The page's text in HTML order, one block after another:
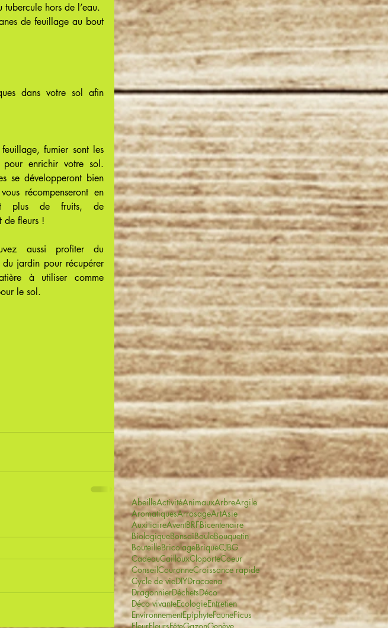
hors de l’eau.
de feuillage au bout
dans votre sol afin
fumier sont les
pour enrichir votre sol.
se développeront bien
récompenseront en
plus de fruits, de
de fleurs !
aussi profiter du
du jardin pour récupérer
à utiliser comme
le sol.
AbeilleActivitéAnimauxArbreArgile
AromatiquesArrosageArtAsie
AuxiliaireAventBRFBicentenaire
BiologiqueBonsaïBouleBouquetin
BouteilleBricolageBriqueCJBG
CadeauCaillouxCloporteCoeur
ConseilCouronneCroissance rapide
Cycle de vieDIYDracaena
DragonnierDéchetsDéco
Déco vivanteEcologieEntretien
EnvironnementEpiphyteFauneFicus
FleurFleursFêteGazonGenève